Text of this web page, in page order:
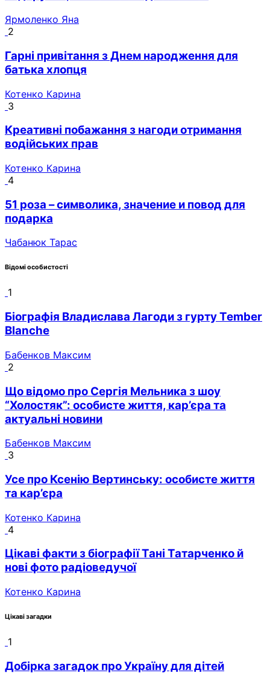
Ярмоленко Яна
2
Гарні привітання з Днем народження для
батька хлопця
Котенко Карина
3
Креативні побажання з нагоди отримання
водійських прав
Котенко Карина
4
51 роза – символика, значение и повод для
подарка
Чабанюк Тарас
Відомі особистості
1
Біографія Владислава Лагоди з гурту Tember
Blanche
Бабенков Максим
2
Що відомо про Сергія Мельника з шоу
“Холостяк”: особисте життя, кар’єра та
актуальні новини
Бабенков Максим
3
Усе про Ксенію Вертинську: особисте життя
та кар’єра
Котенко Карина
4
Цікаві факти з біографії Тані Татарченко й
нові фото радіоведучої
Котенко Карина
Цікаві загадки
1
Добірка загадок про Україну для дітей